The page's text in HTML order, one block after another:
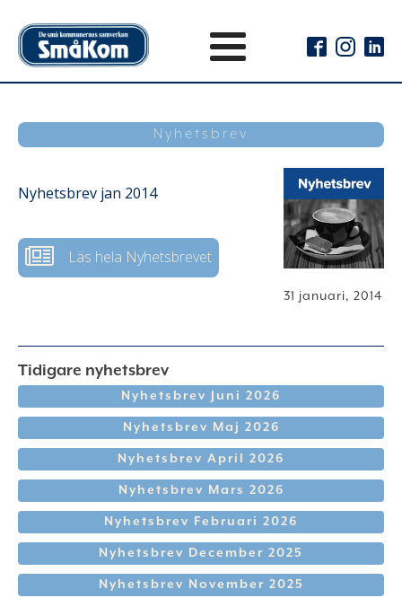
Nyhetsbrev
Nyhetsbrev jan 2014
Läs hela Nyhetsbrevet
31 januari, 2014
Tidigare nyhetsbrev
Nyhetsbrev Juni 2026
Nyhetsbrev Maj 2026
Nyhetsbrev April 2026
Nyhetsbrev Mars 2026
Nyhetsbrev Februari 2026
Nyhetsbrev December 2025
Nyhetsbrev November 2025